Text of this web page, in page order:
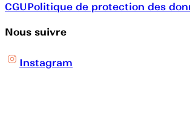
CGUPolitique de protection des
Nous suivre
Instagram